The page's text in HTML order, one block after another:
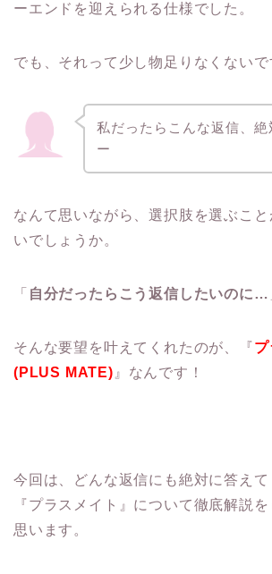
ーエンドを迎えられる仕様でした。
でも、それって少し物足りなくないで
私だったらこんな返信、絶
ー
なんて思いながら、選択肢を選ぶこ
いでしょうか。
「 自分だったらこう返信したいのに…
そんな要望を叶えてくれたのが、『プ
(PLUS MATE) 』なんです！
今回は、どんな返信にも絶対に答え
『プラスメイト』について徹底解説
思います。